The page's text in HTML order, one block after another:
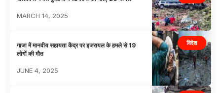
MARCH 14, 2025
विदेश
गाजा में मानवीय सहायता केंद्र पर इजरायल के हमले से 19
लोगों की मौत
JUNE 4, 2025